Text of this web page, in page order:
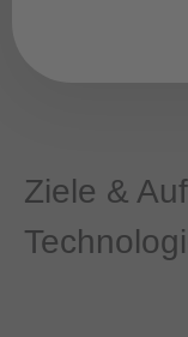
Ziele &